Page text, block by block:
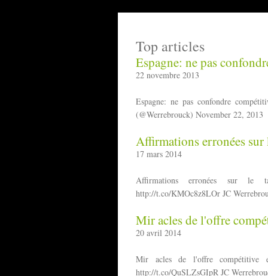
Top articles
Espagne: ne pas
22 novembre 2013
Espagne: ne pas confondre
(@Werrebrouck) November 22, 2013
Affirmations erronées sur
17 mars 2014
Affirmations erronées sur le
http://t.co/KMOc8z8LOr JC
Mir acles de l'offre
20 avril 2014
Mir acles de l'offre compétitive
http://t.co/QuSLZsGIpR JC